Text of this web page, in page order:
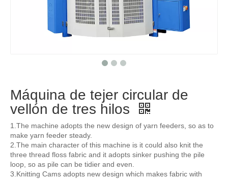
Máquina de tejer circular de
vellón de tres hilos
1.The machine adopts the new design of yarn feeders, so as to
make yarn feeder steady.
2.The main character of this machine is it could also knit the
three thread floss fabric and it adopts sinker pushing the pile
loop, so as pile can be tidier and even.
3.Knitting Cams adopts new design which makes fabric with